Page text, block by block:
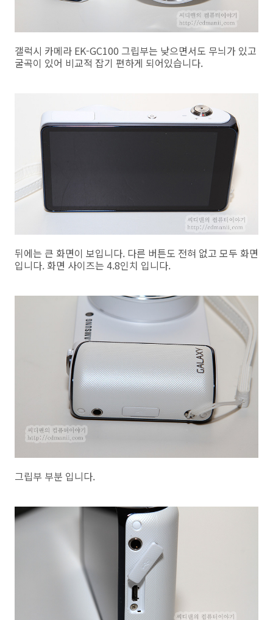
갤럭시 카메라 EK-GC100 그립부는 낮으면서도 무늬가 있고
굴곡이 있어 비교적 잡기 편하게 되어있습니다.
뒤에는 큰 화면이 보입니다. 다른 버튼도 전혀 없고 모두 화면
입니다. 화면 사이즈는 4.8인치 입니다.
그립부 부분 입니다.